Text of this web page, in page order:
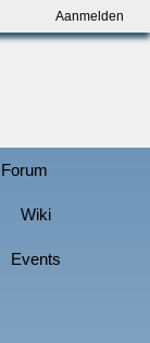
Aanmelden